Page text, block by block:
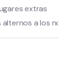
extras
a los